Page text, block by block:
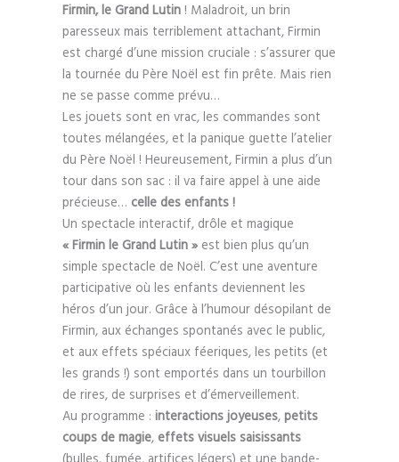
Firmin, le Grand Lutin ! Maladroit, un brin
paresseux mais terriblement attachant, Firmin
est chargé d’une mission cruciale : s’assurer que
la tournée du Père Noël est fin prête. Mais rien
ne se passe comme prévu…
Les jouets sont en vrac, les commandes sont
toutes mélangées, et la panique guette l’atelier
du Père Noël ! Heureusement, Firmin a plus d’un
tour dans son sac : il va faire appel à une aide
précieuse… celle des enfants !
Un spectacle interactif, drôle et magique
« Firmin le Grand Lutin » est bien plus qu’un
simple spectacle de Noël. C’est une aventure
participative où les enfants deviennent les
héros d’un jour. Grâce à l’humour désopilant de
Firmin, aux échanges spontanés avec le public,
et aux effets spéciaux féeriques, les petits (et
les grands !) sont emportés dans un tourbillon
de rires, de surprises et d’émerveillement.
Au programme : interactions joyeuses, petits
coups de magie, effets visuels saisissants